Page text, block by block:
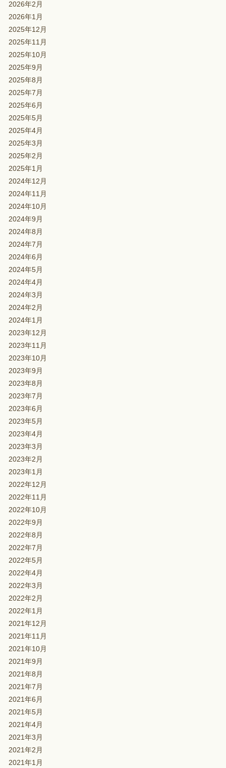
2026年2月
2026年1月
2025年12月
2025年11月
2025年10月
2025年9月
2025年8月
2025年7月
2025年6月
2025年5月
2025年4月
2025年3月
2025年2月
2025年1月
2024年12月
2024年11月
2024年10月
2024年9月
2024年8月
2024年7月
2024年6月
2024年5月
2024年4月
2024年3月
2024年2月
2024年1月
2023年12月
2023年11月
2023年10月
2023年9月
2023年8月
2023年7月
2023年6月
2023年5月
2023年4月
2023年3月
2023年2月
2023年1月
2022年12月
2022年11月
2022年10月
2022年9月
2022年8月
2022年7月
2022年5月
2022年4月
2022年3月
2022年2月
2022年1月
2021年12月
2021年11月
2021年10月
2021年9月
2021年8月
2021年7月
2021年6月
2021年5月
2021年4月
2021年3月
2021年2月
2021年1月